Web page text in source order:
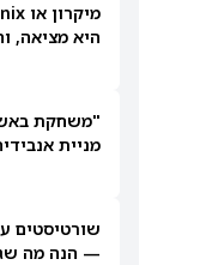
היא מציאה,
"משחקת
מניית
שורטיסטים
— הנה מה